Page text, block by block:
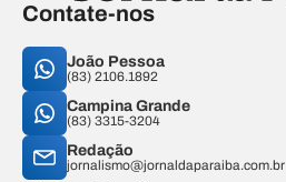
Contate-nos
João Pessoa
(83) 2106.1892
Campina Grande
(83) 3315-3204
Redação
jornalismo@jornaldaparaiba.com.br